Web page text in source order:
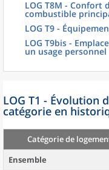
LOG T8M - Confort
combustible
LOG T9 -
LOG T9bis -
un usage personnel
LOG T1 - Évolution
catégorie en
Catégorie de
Ensemble